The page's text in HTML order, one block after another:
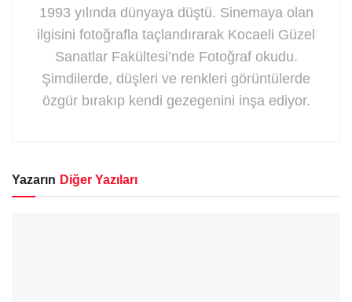
1993 yılında dünyaya düştü. Sinemaya olan
ilgisini fotoğrafla taçlandırarak Kocaeli Güzel
Sanatlar Fakültesi’nde Fotoğraf okudu.
Şimdilerde, düşleri ve renkleri görüntülerde
özgür bırakıp kendi gezegenini inşa ediyor.
Yazarın Diğer Yazıları